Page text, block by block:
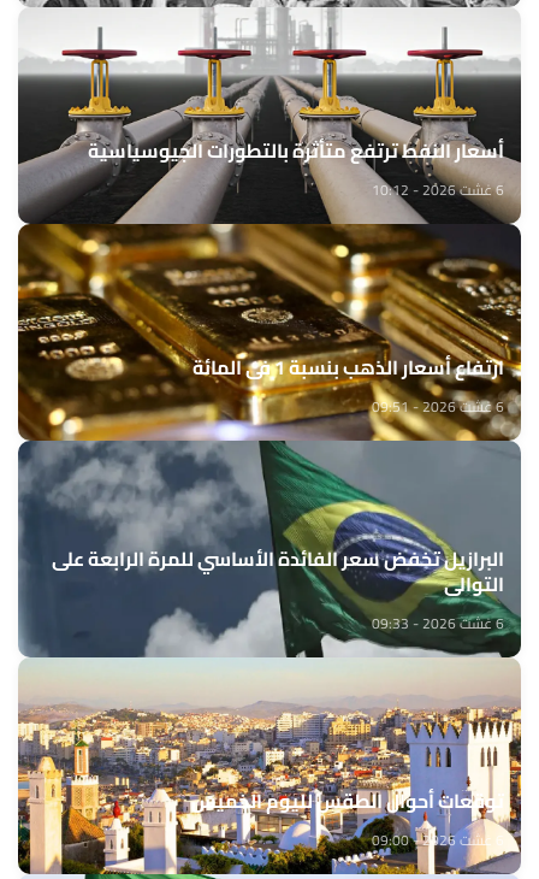
أسعار النفط ترتفع متأثرة بالتطورات الجيوسياسية
6 غشت 2026 - 10:12
ارتفاع أسعار الذهب بنسبة 1 في المائة
6 غشت 2026 - 09:51
البرازيل تخفض سعر الفائدة الأساسي للمرة الرابعة على
التوالي
6 غشت 2026 - 09:33
توقعات أحوال الطقس لليوم الخميس
6 غشت 2026 - 09:00